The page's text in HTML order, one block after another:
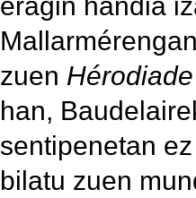
zuen Hérodiade
han,
sentipenetan
bilatu zuen